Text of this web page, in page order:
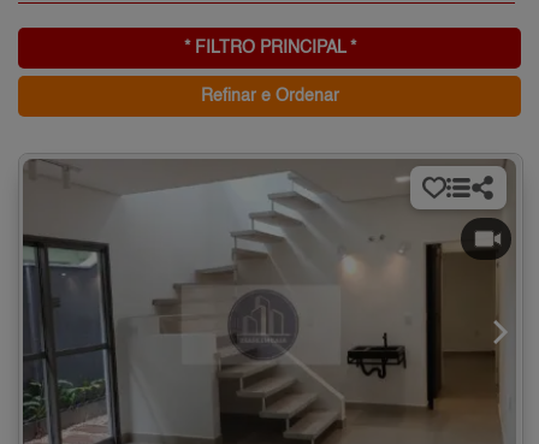
* FILTRO PRINCIPAL *
Refinar e Ordenar